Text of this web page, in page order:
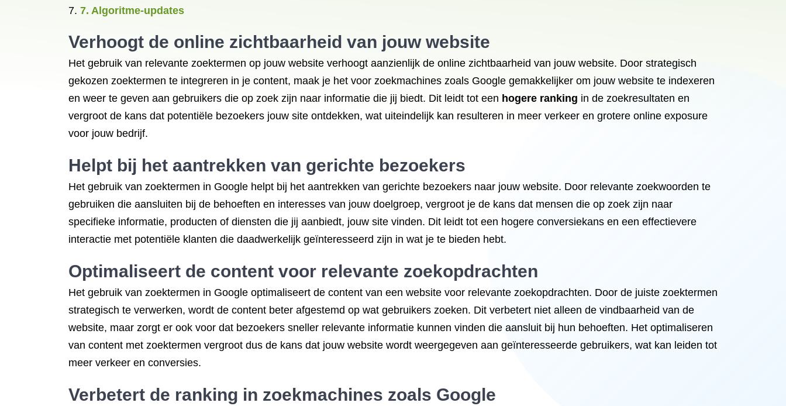
7. Algoritme-updates
Verhoogt de online zichtbaarheid van jouw website
Het gebruik van relevante zoektermen op jouw website verhoogt aanzienlijk de online zichtbaarheid van jouw website. Door strategisch
gekozen zoektermen te integreren in je content, maak je het voor zoekmachines zoals Google gemakkelijker om jouw website te indexeren
en weer te geven aan gebruikers die op zoek zijn naar informatie die jij biedt. Dit leidt tot een hogere ranking in de zoekresultaten en
vergroot de kans dat potentiële bezoekers jouw site ontdekken, wat uiteindelijk kan resulteren in meer verkeer en grotere online exposure
voor jouw bedrijf.
Helpt bij het aantrekken van gerichte bezoekers
Het gebruik van zoektermen in Google helpt bij het aantrekken van gerichte bezoekers naar jouw website. Door relevante zoekwoorden te
gebruiken die aansluiten bij de behoeften en interesses van jouw doelgroep, vergroot je de kans dat mensen die op zoek zijn naar
specifieke informatie, producten of diensten die jij aanbiedt, jouw site vinden. Dit leidt tot een hogere conversiekans en een effectievere
interactie met potentiële klanten die daadwerkelijk geïnteresseerd zijn in wat je te bieden hebt.
Optimaliseert de content voor relevante zoekopdrachten
Het gebruik van zoektermen in Google optimaliseert de content van een website voor relevante zoekopdrachten. Door de juiste zoektermen
strategisch te verwerken, wordt de content beter afgestemd op wat gebruikers zoeken. Dit verbetert niet alleen de vindbaarheid van de
website, maar zorgt er ook voor dat bezoekers sneller relevante informatie kunnen vinden die aansluit bij hun behoeften. Het optimaliseren
van content met zoektermen vergroot dus de kans dat jouw website wordt weergegeven aan geïnteresseerde gebruikers, wat kan leiden tot
meer verkeer en conversies.
Verbetert de ranking in zoekmachines zoals Google